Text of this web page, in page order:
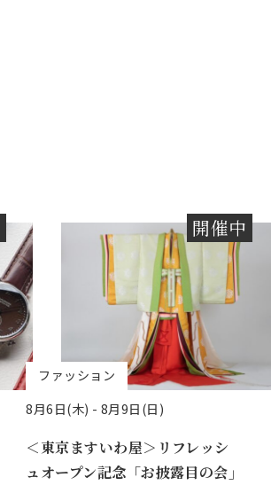
開催中
ファッション
8月6日(木) - 8月9日(日)
＜東京ますいわ屋＞リフレッシ
ュオープン記念「お披露目の会」